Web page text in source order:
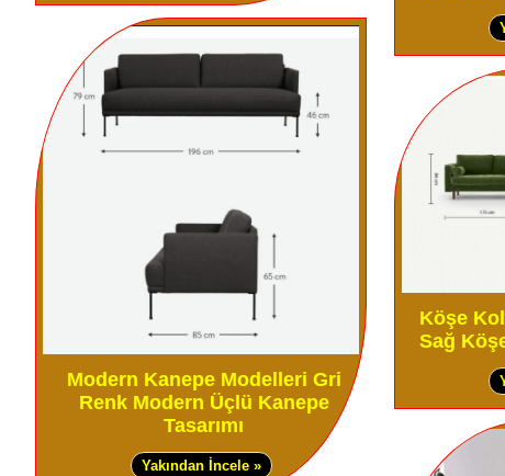
Modern Kanepe Modelleri Gri
Renk Modern Üçlü Kanepe
Tasarımı
Yakından İncele »
Köşe
Sağ